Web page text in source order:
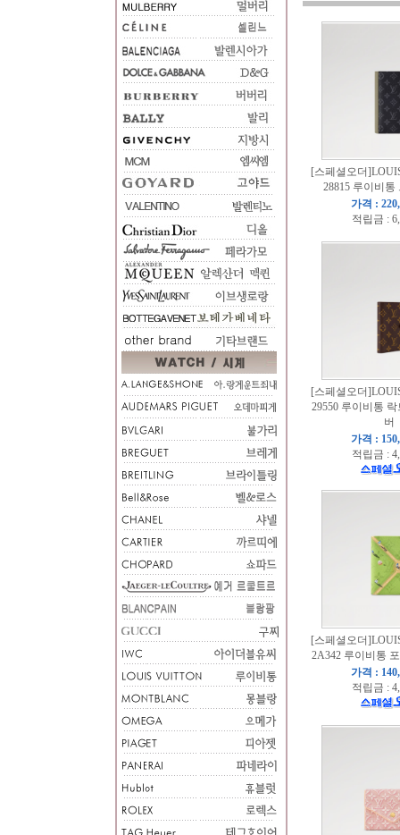
[스페셜오더
28815 루이비통
가격 :
적립금 :
[스페셜오더
29550 루이비통
버
가격 :
적립금 :
[스페셜오더
2A342 루이비통
가격 :
적립금 :